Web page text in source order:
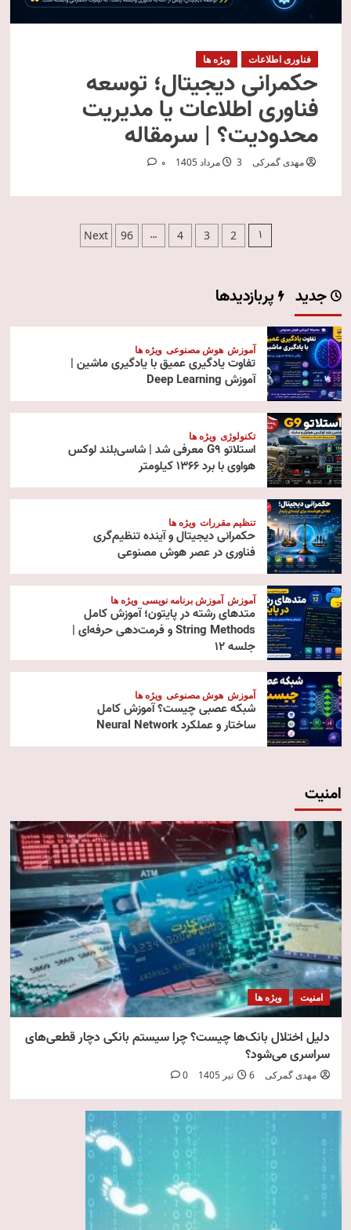
فناوری اطلاعات ویژه ها
حکمرانی دیجیتال؛ توسعه
فناوری اطلاعات یا مدیریت
محدودیت؟ | سرمقاله
مهدی گمرکی 3 مرداد 1405 0
صفحه‌بندی
1
2
3
4
…
96
Next
جدید پربازدیدها
آموزش هوش مصنوعی ویژه ها
تفاوت یادگیری عمیق با یادگیری ماشین |
آموزش Deep Learning
تکنولوژی ویژه ها
استلاتو G9 معرفی شد | شاسی‌بلند لوکس
هواوی با برد ۱۳۶۶ کیلومتر
تنظیم مقررات ویژه ها
حکمرانی دیجیتال و آینده تنظیم‌گری
فناوری در عصر هوش مصنوعی
آموزش آموزش برنامه نویسی ویژه ها
متدهای رشته در پایتون؛ آموزش کامل
String Methods و فرمت‌دهی حرفه‌ای |
جلسه ۱۲
آموزش هوش مصنوعی ویژه ها
شبکه عصبی چیست؟ آموزش کامل
ساختار و عملکرد Neural Network
امنیت
امنیت ویژه ها
دلیل اختلال بانک‌ها چیست؟ چرا سیستم بانکی دچار قطعی‌های
سراسری می‌شود؟
مهدی گمرکی 6 تیر 1405 0